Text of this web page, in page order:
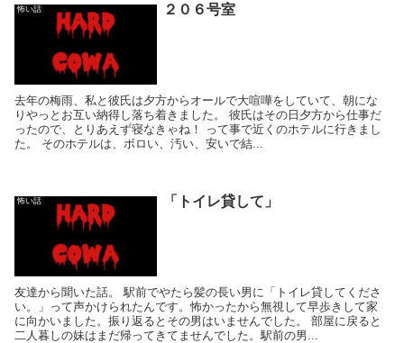
怖い話 ２０６号室
去年の梅雨、私と彼氏は夕方からオールで大喧嘩をしていて、朝にな
りやっとお互い納得し落ち着きました。 彼氏はその日夕方から仕事だ
ったので、とりあえず寝なきゃね！ って事で近くのホテルに行きまし
た。 そのホテルは、ボロい、汚い、安いで結...
怖い話 「トイレ貸して」
友達から聞いた話。 駅前でやたら髪の長い男に「トイレ貸してくださ
い。」って声かけられたんです。怖かったから無視して早歩きして家
に向かいました。振り返るとその男はいませんでした。 部屋に戻ると
二人暮しの妹はまだ帰ってきてませんでした。駅前の男...